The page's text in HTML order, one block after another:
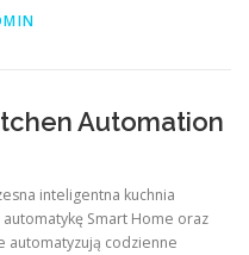
Automation
inteligentna kuchnia
Smart Home oraz
automatyzują codzienne